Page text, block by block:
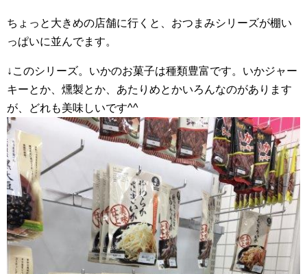
ちょっと大きめの店舗に行くと、おつまみシリーズが棚い
っぱいに並んでます。
↓このシリーズ。いかのお菓子は種類豊富です。いかジャー
キーとか、燻製とか、あたりめとかいろんなのがあります
が、どれも美味しいです^^